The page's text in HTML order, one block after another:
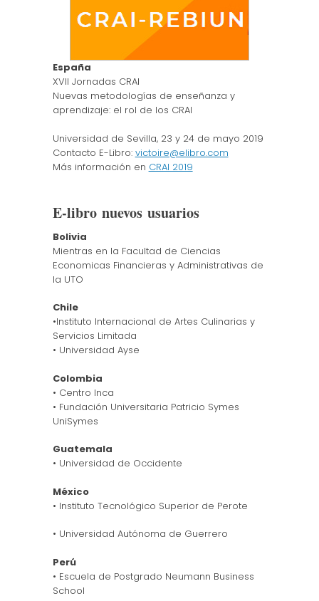
España
XVII Jornadas CRAI
Nuevas metodologías de enseñanza y
aprendizaje: el rol de los CRAI
Universidad de Sevilla, 23 y 24 de mayo 2019
Contacto E-Libro: victoire@elibro.com
Más información en CRAI 2019
E-libro nuevos usuarios
Bolivia
Mientras en la Facultad de Ciencias
Economicas Financieras y Administrativas de
la UTO
Chile
•Instituto Internacional de Artes Culinarias y
Servicios Limitada
• Universidad Ayse
Colombia
• Centro Inca
• Fundación Universitaria Patricio Symes
UniSymes
Guatemala
• Universidad de Occidente
México
• Instituto Tecnológico Superior de Perote
• Universidad Autónoma de Guerrero
Perú
• Escuela de Postgrado Neumann Business
School